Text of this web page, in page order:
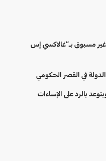
مسبوق بـ”غالاكسي إس
في القصر الحكومي
بالرد على الإساءات